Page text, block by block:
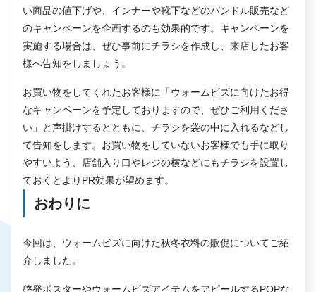
い商品の値下げや、インナーや靴下などのバンドル販売など
のキャンペーンを企画するのも効果的です。キャンペーンを
実施する場合は、ぜひ事前にチラシを作成し、来店したお客
様へ告知をしましょう。
お買い物をしてくれたお客様に「ウォームビズに向けたお得
なキャンペーンを予定しておりますので、ぜひご利用くださ
い」と声掛けするとともに、チラシを袋の中に入れるなどし
て告知をします。お買い物をしていないお客様でも手に取り
やすいよう、店舗入り口やレジの横などにもチラシを設置し
ておくとよりPR効果が望めます。
おわりに
今回は、ウォームビズに向けた秋冬衣料の販促についてご紹
介しました。
啓発ポスターやウォームビズアイテムをアピールするPOPな